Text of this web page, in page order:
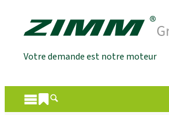
Votre demande est notre moteur